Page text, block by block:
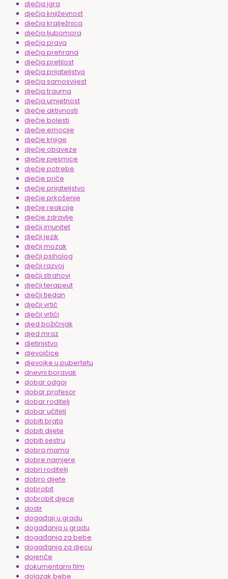
dječja igra
dječja književnost
dječja kralježnica
dječja ljubomora
dječja prava
dječja prehrana
dječja pretilost
dječja prijateljstva
dječja samosvijest
dječja trauma
dječja umjetnost
dječje aktivnosti
dječje bolesti
dječje emocije
dječje knjige
dječje obaveze
dječje pjesmice
dječje potrebe
dječje priče
dječje prijateljstvo
dječje prkošenje
dječje reakcije
dječje zdravlje
dječji imunitet
dječji jezik
dječji mozak
dječji psiholog
dječji razvoj
dječji strahovi
dječji terapeut
dječji tjedan
dječji vrtić
dječji vrtići
djed božićnjak
djed mraz
djetinjstvo
djevojčice
djevojke u pubertetu
dnevni boravak
dobar odgoj
dobar profesor
dobar roditelj
dobar učitelj
dobiti brata
dobiti dijete
dobiti sestru
dobra mama
dobre namjere
dobri roditelji
dobro dijete
dobrobit
dobrobit djece
dodir
događaji u gradu
događanja u gradu
događanja za bebe
događanja za djecu
dojenče
dokumentarni film
dolazak bebe